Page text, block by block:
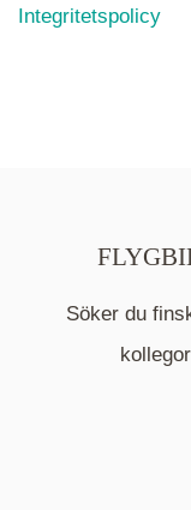
Mappen är en
kommer nu
Integritetspolicy
Söker du